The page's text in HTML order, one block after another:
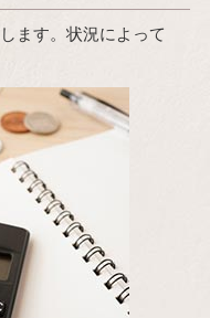
ます。状況によって